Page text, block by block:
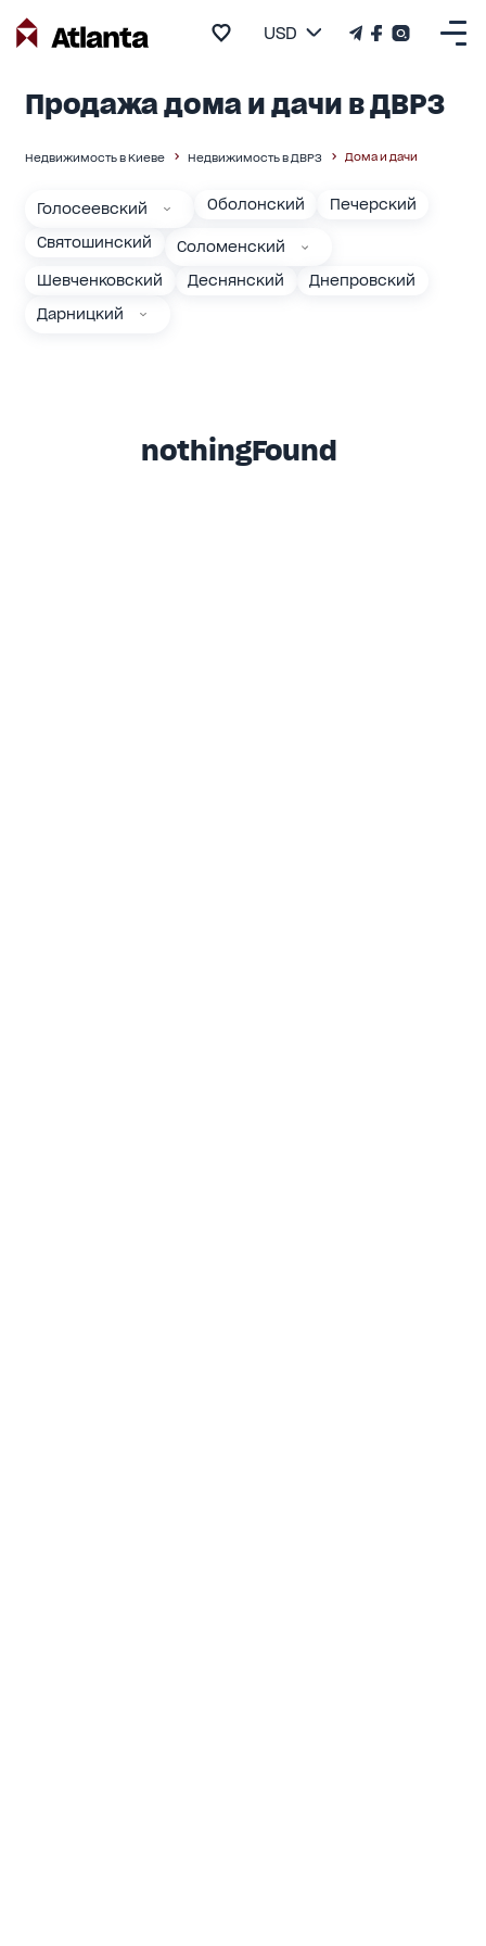
USD
Продажа дома и дачи в ДВРЗ
Недвижимость в Киеве Недвижимость в ДВРЗ Дома и дачи
Голосеевский Оболонский Печерский
Святошинский
Соломенский
Шевченковский
Деснянский
Днепровский
Дарницкий
nothingFound